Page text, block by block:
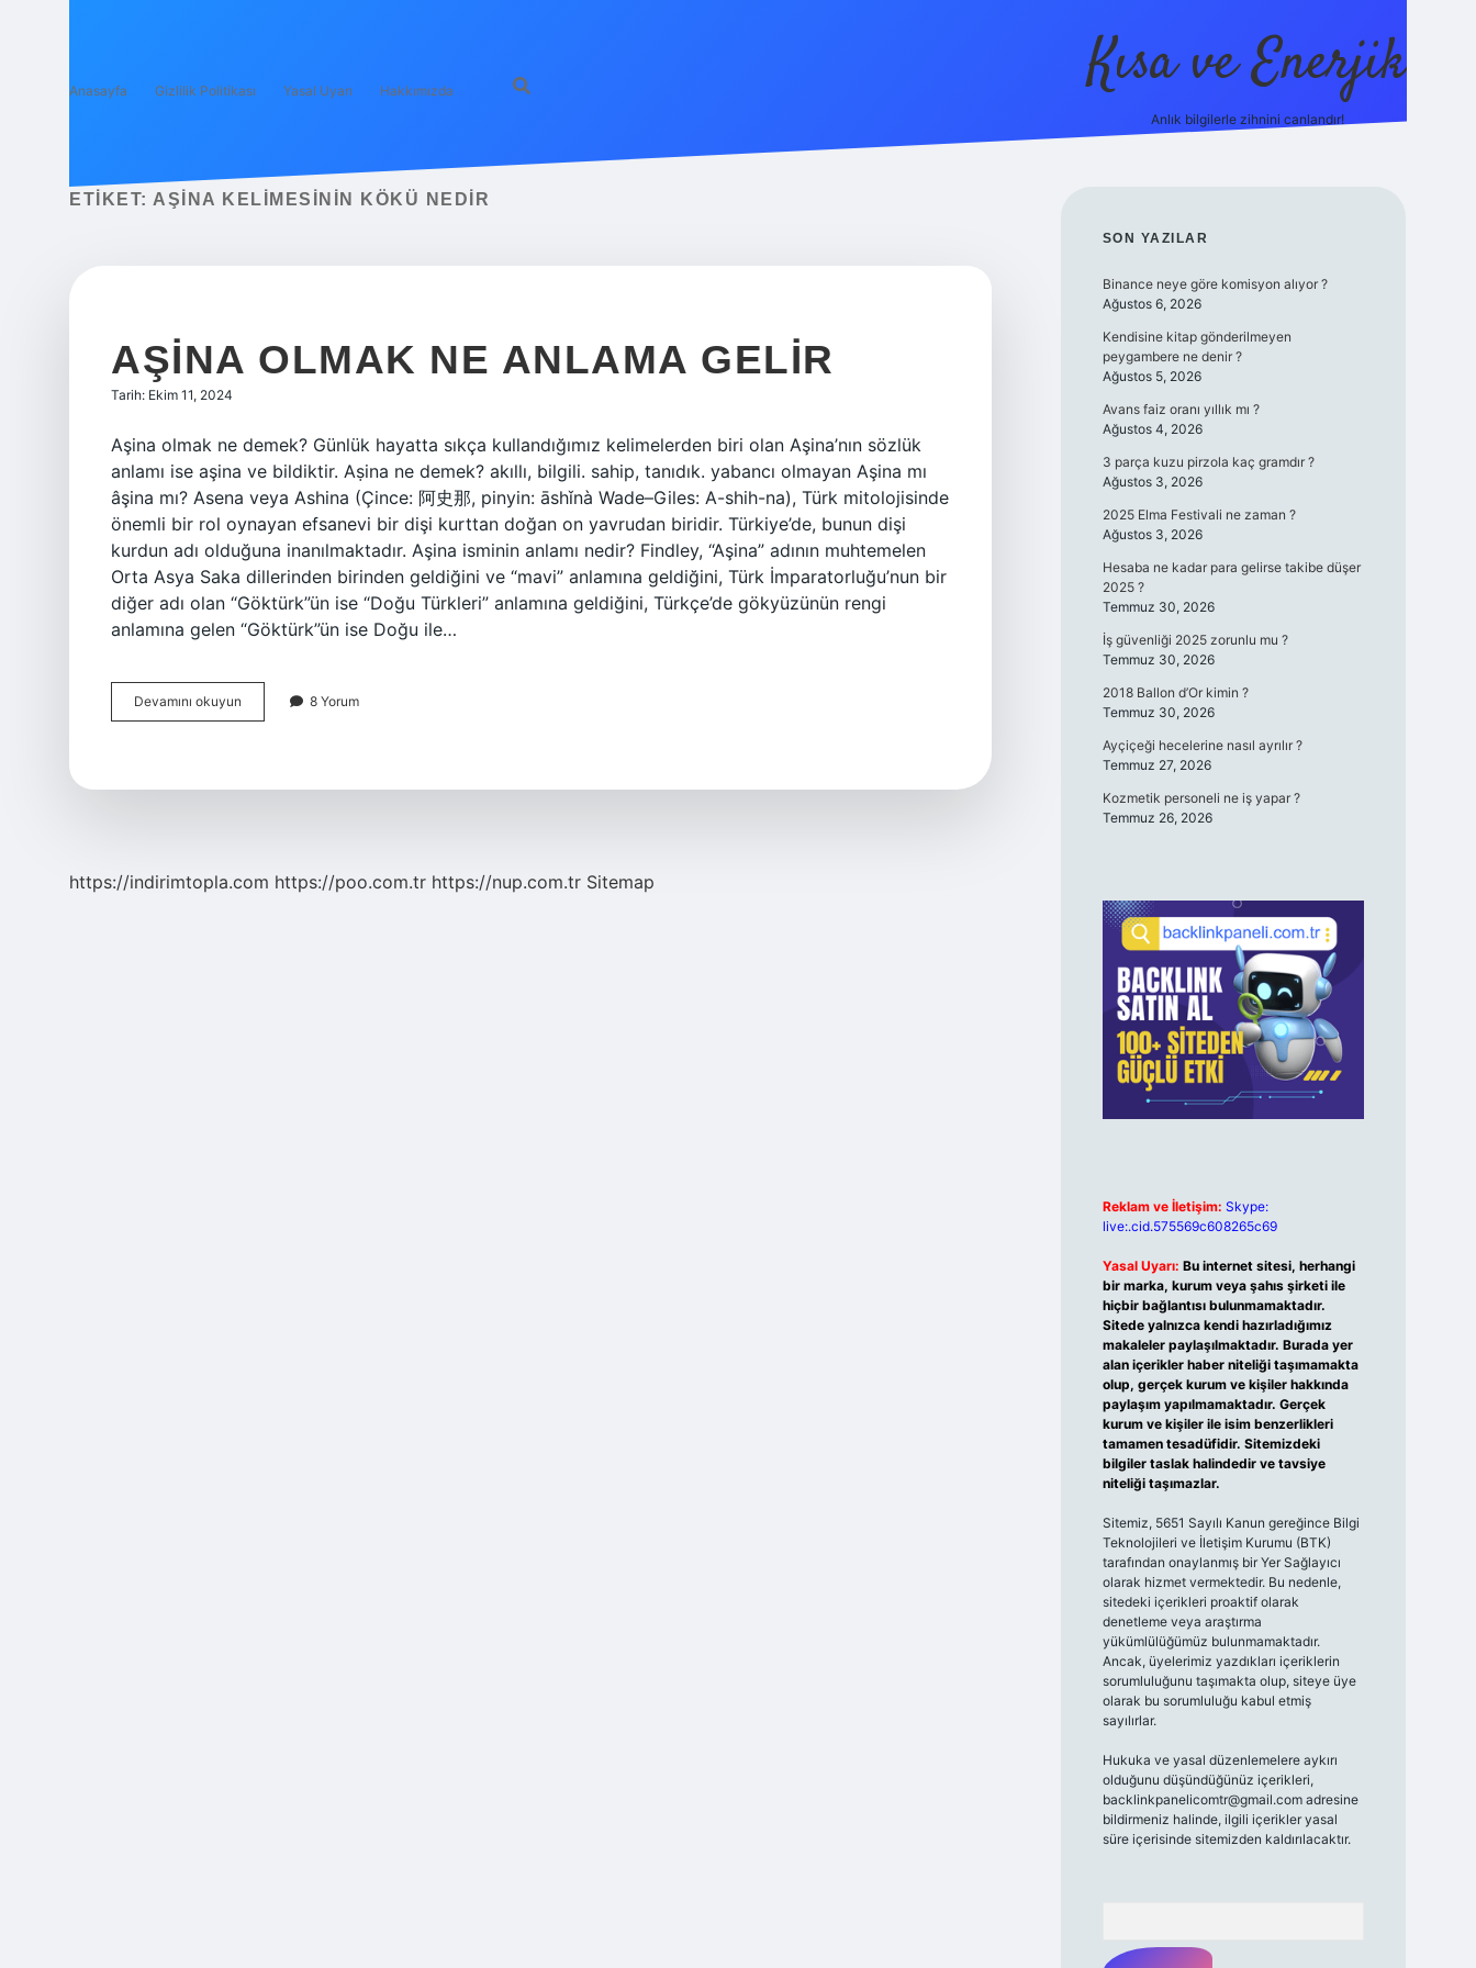
Anasayfa Gizlilik Politikası Yasal Uyarı Hakkımızda Kısa ve Enerjik
Anlık bilgilerle zihnini canlandır!
ETIKET: AŞINA KELIMESININ KÖKÜ NEDIR
AŞINA OLMAK NE ANLAMA GELIR
Tarih: Ekim 11, 2024
Aşina olmak ne demek? Günlük hayatta sıkça kullandığımız kelimelerden biri olan Aşina’nın sözlük
anlamı ise aşina ve bildiktir. Aṣina ne demek? akıllı, bilgili. sahip, tanıdık. yabancı olmayan Aşina mı
âşina mı? Asena veya Ashina (Çince: 阿史那, pinyin: āshǐnà Wade–Giles: A-shih-na), Türk mitolojisinde
önemli bir rol oynayan efsanevi bir dişi kurttan doğan on yavrudan biridir. Türkiye’de, bunun dişi
kurdun adı olduğuna inanılmaktadır. Aşina isminin anlamı nedir? Findley, “Aşina” adının muhtemelen
Orta Asya Saka dillerinden birinden geldiğini ve “mavi” anlamına geldiğini, Türk İmparatorluğu’nun bir
diğer adı olan “Göktürk”ün ise “Doğu Türkleri” anlamına geldiğini, Türkçe’de gökyüzünün rengi
anlamına gelen “Göktürk”ün ise Doğu ile…
Devamını okuyun
Olmak
8 Yorum
https://indirimtopla.com https://poo.com.tr https://nup.com.tr Sitemap
SIDEBAR
SON YAZILAR
Binance neye göre komisyon alıyor ?
Ağustos 6, 2026
Kendisine kitap gönderilmeyen
peygambere ne denir ?
Ağustos 5, 2026
Avans faiz oranı yıllık mı ?
Ağustos 4, 2026
3 parça kuzu pirzola kaç gramdır ?
Ağustos 3, 2026
2025 Elma Festivali ne zaman ?
Ağustos 3, 2026
Hesaba ne kadar para gelirse takibe düşer
2025 ?
Temmuz 30, 2026
İş güvenliği 2025 zorunlu mu ?
Temmuz 30, 2026
2018 Ballon d’Or kimin ?
Temmuz 30, 2026
Ayçiçeği hecelerine nasıl ayrılır ?
Temmuz 27, 2026
Kozmetik personeli ne iş yapar ?
Temmuz 26, 2026
Reklam ve İletişim: Skype:
live:.cid.575569c608265c69
Yasal Uyarı: Bu internet sitesi, herhangi
bir marka, kurum veya şahıs şirketi ile
hiçbir bağlantısı bulunmamaktadır.
Sitede yalnızca kendi hazırladığımız
makaleler paylaşılmaktadır. Burada yer
alan içerikler haber niteliği taşımamakta
olup, gerçek kurum ve kişiler hakkında
paylaşım yapılmamaktadır. Gerçek
kurum ve kişiler ile isim benzerlikleri
tamamen tesadüfidir. Sitemizdeki
bilgiler taslak halindedir ve tavsiye
niteliği taşımazlar.
Sitemiz, 5651 Sayılı Kanun gereğince Bilgi
Teknolojileri ve İletişim Kurumu (BTK)
tarafından onaylanmış bir Yer Sağlayıcı
olarak hizmet vermektedir. Bu nedenle,
sitedeki içerikleri proaktif olarak
denetleme veya araştırma
yükümlülüğümüz bulunmamaktadır.
Ancak, üyelerimiz yazdıkları içeriklerin
sorumluluğunu taşımakta olup, siteye üye
olarak bu sorumluluğu kabul etmiş
sayılırlar.
Hukuka ve yasal düzenlemelere aykırı
olduğunu düşündüğünüz içerikleri,
backlinkpanelicomtr@gmail.comadresine
bildirmeniz halinde, ilgili içerikler yasal
süre içerisinde sitemizden kaldırılacaktır.